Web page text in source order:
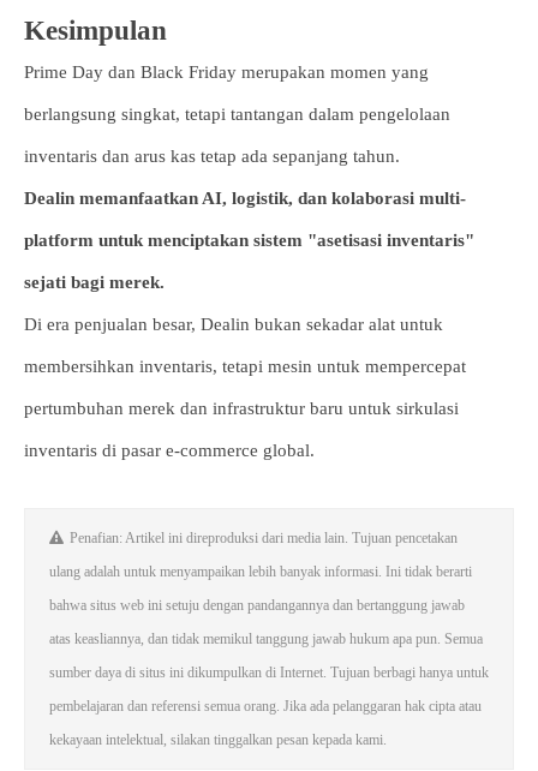
Kesimpulan
Prime Day dan Black Friday merupakan momen yang
berlangsung singkat, tetapi tantangan dalam pengelolaan
inventaris dan arus kas tetap ada sepanjang tahun.
Dealin memanfaatkan AI, logistik, dan kolaborasi multi-
platform untuk menciptakan sistem "asetisasi inventaris"
sejati bagi merek.
Di era penjualan besar, Dealin bukan sekadar alat untuk
membersihkan inventaris, tetapi mesin untuk mempercepat
pertumbuhan merek dan infrastruktur baru untuk sirkulasi
inventaris di pasar e-commerce global.
Penafian: Artikel ini direproduksi dari media lain. Tujuan pencetakan
ulang adalah untuk menyampaikan lebih banyak informasi. Ini tidak berarti
bahwa situs web ini setuju dengan pandangannya dan bertanggung jawab
atas keasliannya, dan tidak memikul tanggung jawab hukum apa pun. Semua
sumber daya di situs ini dikumpulkan di Internet. Tujuan berbagi hanya untuk
pembelajaran dan referensi semua orang. Jika ada pelanggaran hak cipta atau
kekayaan intelektual, silakan tinggalkan pesan kepada kami.